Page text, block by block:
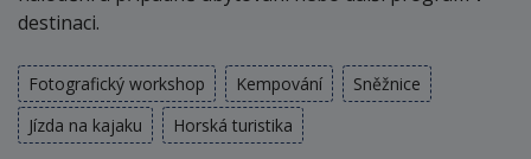
destinaci.
Fotografický workshop Kempování
Sněžnice
Jízda na kajaku
Horská turistika